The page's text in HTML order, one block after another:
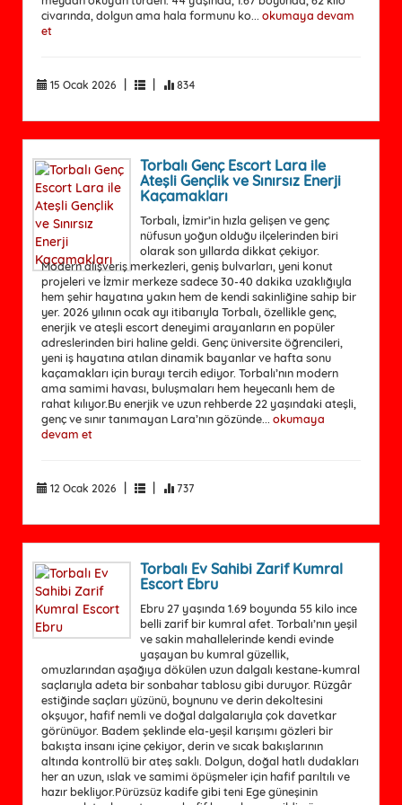
civarında, dolgun ama hala formunu ko... okumaya devam
et
15 Ocak 2026 | | 834
Torbalı Genç Escort Lara ile
Ateşli Gençlik ve Sınırsız Enerji
Kaçamakları
Torbalı, İzmir’in hızla gelişen ve genç
nüfusun yoğun olduğu ilçelerinden biri
olarak son yıllarda dikkat çekiyor.
Modern alışveriş merkezleri, geniş bulvarları, yeni konut
projeleri ve İzmir merkeze sadece 30-40 dakika uzaklığıyla
hem şehir hayatına yakın hem de kendi sakinliğine sahip bir
yer. 2026 yılının ocak ayı itibarıyla Torbalı, özellikle genç,
enerjik ve ateşli escort deneyimi arayanların en popüler
adreslerinden biri haline geldi. Genç üniversite öğrencileri,
yeni iş hayatına atılan dinamik bayanlar ve hafta sonu
kaçamakları için burayı tercih ediyor. Torbalı’nın modern
ama samimi havası, buluşmaları hem heyecanlı hem de
rahat kılıyor.Bu enerjik ve uzun rehberde 22 yaşındaki ateşli,
genç ve sınır tanımayan Lara’nın gözünde... okumaya
devam et
12 Ocak 2026 | | 737
Torbalı Ev Sahibi Zarif Kumral
Escort Ebru
Ebru 27 yaşında 1.69 boyunda 55 kilo ince
belli zarif bir kumral afet. Torbalı’nın yeşil
ve sakin mahallelerinde kendi evinde
yaşayan bu kumral güzellik,
omuzlarından aşağıya dökülen uzun dalgalı kestane-kumral
saçlarıyla adeta bir sonbahar tablosu gibi duruyor. Rüzgâr
estiğinde saçları yüzünü, boynunu ve derin dekoltesini
okşuyor, hafif nemli ve doğal dalgalarıyla çok davetkar
görünüyor. Badem şeklinde ela-yeşil karışımı gözleri bir
bakışta insanı içine çekiyor, derin ve sıcak bakışlarının
altında kontrollü bir ateş saklı. Dolgun, doğal hatlı dudakları
her an uzun, ıslak ve samimi öpüşmeler için hafif parıltılı ve
hazır bekliyor.Pürüzsüz kadife gibi teni Ege güneşinin